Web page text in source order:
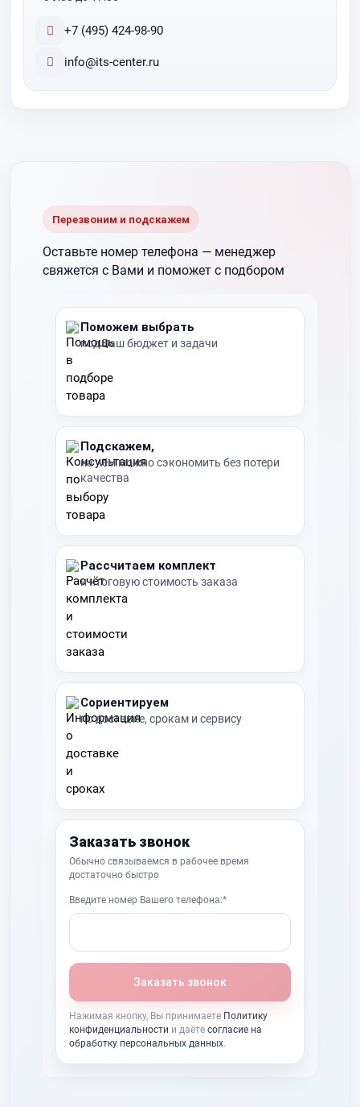
+7 (495) 424-98-90
info@its-center.ru
Перезвоним и подскажем
Оставьте номер телефона — менеджер
свяжется с Вами и поможет с подбором
Поможем выбрать
под Ваш бюджет и задачи
Подскажем,
на чём можно сэкономить без потери
качества
Рассчитаем комплект
и итоговую стоимость заказа
Сориентируем
по доставке, срокам и сервису
Заказать звонок
Обычно связываемся в рабочее время
достаточно быстро
Введите номер Вашего телефона:*
Заказать звонок
Нажимая кнопку, Вы принимаете Политику
конфиденциальности и даёте согласие на
обработку персональных данных.